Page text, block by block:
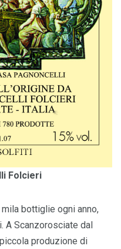
Folcieri
mila bottiglie ogni anno,
A Scanzorosciate dal
produzione di